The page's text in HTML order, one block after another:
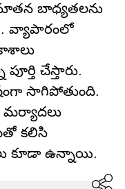
బాధ్యతలను
వ్యాపారంలో
చేస్తారు.
సాగిపోతుంది.
మర్యాదలు
కలిసి
కూడా ఉన్నాయి.